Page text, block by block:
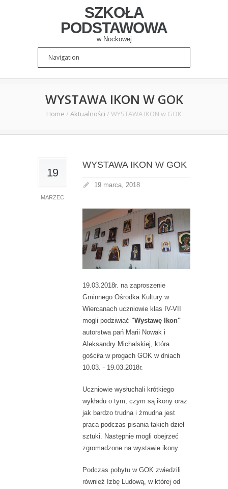
SZKOŁA
PODSTAWOWA
w Nockowej
WYSTAWA IKON W GOK
Home / Aktualności / WYSTAWA IKON w GOK
19
MARZEC
WYSTAWA IKON W GOK
19 marca, 2018
19.03.2018r. na zaproszenie
Gminnego Ośrodka Kultury w
Wiercanach uczniowie klas IV-VII
mogli podziwiać "Wystawę Ikon"
autorstwa pań Marii Nowak i
Aleksandry Michalskiej, która
gościła w progach GOK w dniach
10.03. - 19.03.2018r.
Uczniowie wysłuchali krótkiego
wykładu o tym, czym są ikony oraz
jak bardzo trudna i żmudna jest
praca podczas pisania takich dzieł
sztuki. Następnie mogli obejrzeć
zgromadzone na wystawie ikony.
Podczas pobytu w GOK zwiedzili
również Izbę Ludową, w której od